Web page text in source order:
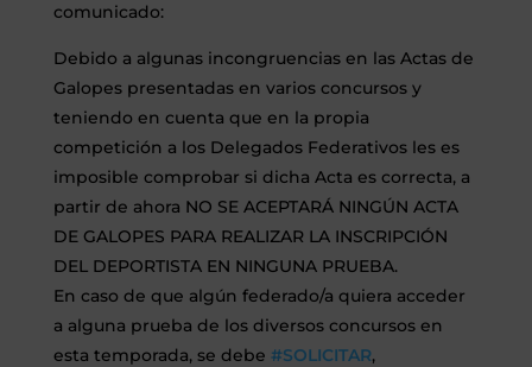
Gran Canaria
928 366 908
mcarmensecretaria@federacioncanariadehipica.com
 620 019 666
Tenerife
922 256 601//administracion@federacioncanariadehipica.com
 922 256 601
comunicado:
Debido a algunas incongruencias en las Actas de
Galopes presentadas en varios concursos y
teniendo en cuenta que en la propia
competición a los Delegados Federativos les es
imposible comprobar si dicha Acta es correcta, a
partir de ahora NO SE ACEPTARÁ NINGÚN ACTA
DE GALOPES PARA REALIZAR LA INSCRIPCIÓN
DEL DEPORTISTA EN NINGUNA PRUEBA.
En caso de que algún federado/a quiera acceder
a alguna prueba de los diversos concursos en
esta temporada, se debe #SOLICITAR,